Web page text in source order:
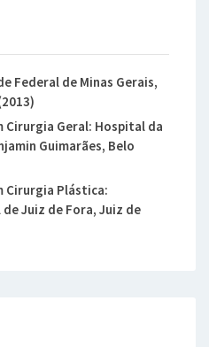
Federal de Minas Gerais,
Cirurgia Geral: Hospital da
Guimarães, Belo
Cirurgia Plástica:
Juiz de Fora, Juiz de